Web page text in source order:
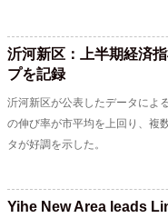
沂河新区：上半期経済
プを記録
沂河新区が公表したデータによ
の伸び率が市平均を上回り、複
タが好調を示した。
Yihe New Area leads